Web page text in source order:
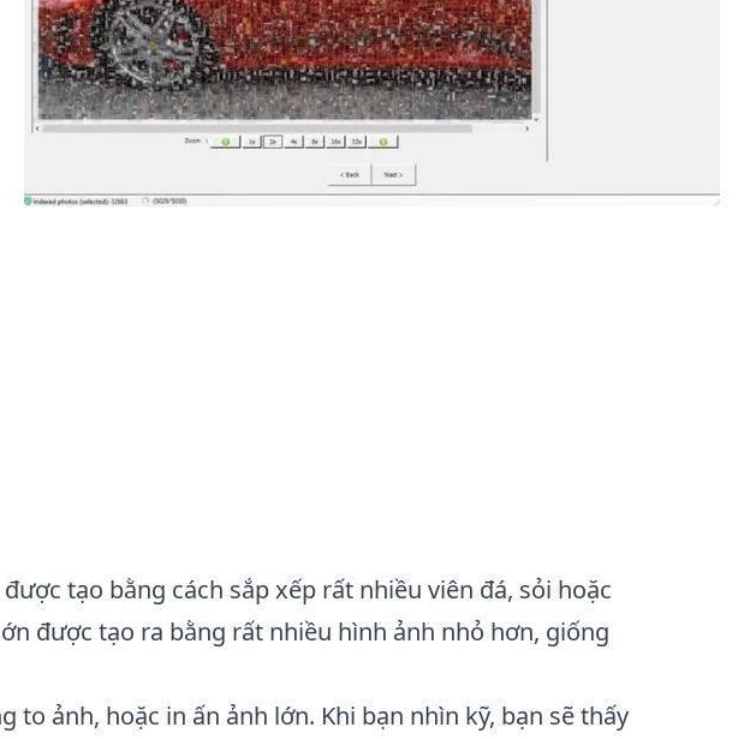
tạo bằng cách sắp xếp rất nhiều viên đá, sỏi hoặc
được tạo ra bằng rất nhiều hình ảnh nhỏ hơn, giống
ảnh, hoặc in ấn ảnh lớn. Khi bạn nhìn kỹ, bạn sẽ thấy